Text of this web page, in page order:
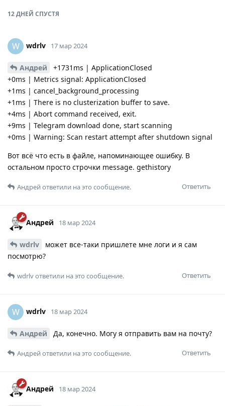
12 ДНЕЙ СПУСТЯ
W wdrlv 17 мар 2024
Андрей
+1731ms | ApplicationClosed
+0ms | Metrics signal: ApplicationClosed
+1ms | cancel_background_processing
+1ms | There is no clusterization buffer to save.
+4ms | Abort command received, exit.
+9ms | Telegram download done, start scanning
+0ms | Warning: Scan restart attempt after shutdown signal
Вот всё что есть в файле, напоминающее ошибку. В
остальном просто строчки message. gethistory
Ответить
Андрейответили на это сообщение.
Андрей 18 мар 2024
wdrlv
может все-таки пришлете мне логи и я сам
посмотрю?
Ответить
wdrlvответили на это сообщение.
W wdrlv 18 мар 2024
Андрей Да, конечно. Могу я отправить вам на почту?
Ответить
Андрейответили на это сообщение.
Андрей 18 мар 2024